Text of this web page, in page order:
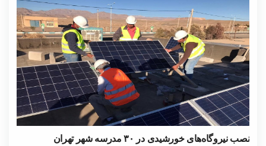
نصب نیروگاه‌های خورشیدی در ۳۰ مدرسه شهر تهران